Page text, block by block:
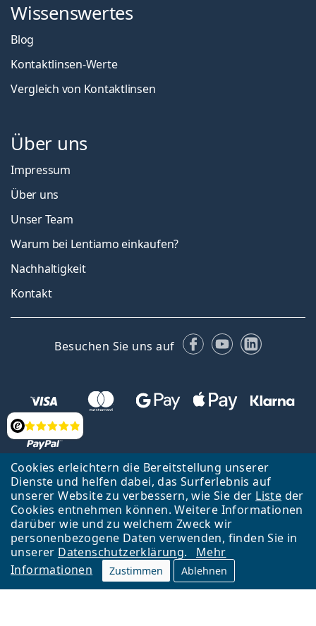
Cookies erleichtern die Bereitstellung unserer
Dienste und helfen dabei, das Surferlebnis auf
unserer Website zu verbessern, wie Sie der Liste der
Cookies entnehmen können. Weitere Informationen
darüber wie und zu welchem Zweck wir
personenbezogene Daten verwenden, finden Sie in
unserer Datenschutzerklärung.
Mehr
Informationen
Zustimmen Ablehnen
Bewertung
Wissenswertes
Blog
Kontaktlinsen-Werte
Vergleich von Kontaktlinsen
Über uns
Impressum
Über uns
Unser Team
Warum bei Lentiamo einkaufen?
Nachhaltigkeit
Kontakt
Besuchen Sie uns auf Facebook
YouTubeLinkedIn
Zurück zur Hauptseite
Nach oben
Lentiamo s.r.o., Tschechien ist Eigentümer und Betreiber des Online-
Shops Lentiamo.at
Seit 18 Jahren sind wir für Sie da.